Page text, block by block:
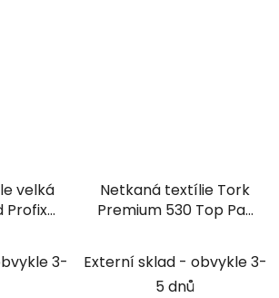
velká
Profix
3-
Netkaná textílie Tork
Premium 530 Top Pak
Externí sklad - obvykle 3-
5 dnů